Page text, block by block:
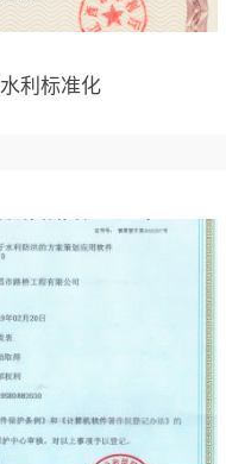
水利标准化